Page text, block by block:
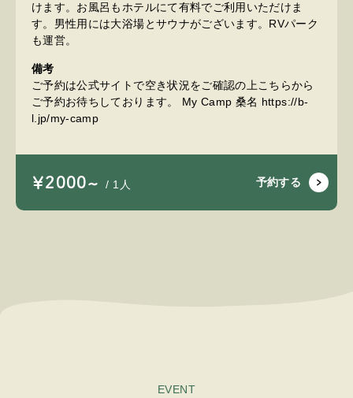
けます。お風呂もホテルにて有料でご利用いただけま
す。男性用には大浴場とサウナがございます。RVパーク
も運営。
備考
ご予約は公式サイトで空き状況をご確認の上こちらから
ご予約お待ちしております。 My Camp 桑名 https://b-
l.jp/my-camp
￥2000~ / 1人 予約する
EVENT